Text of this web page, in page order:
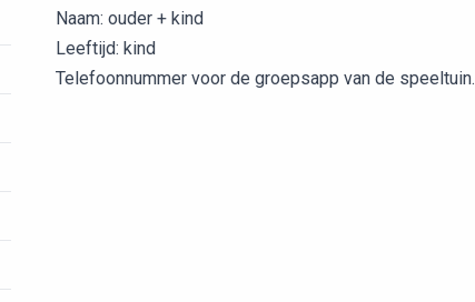
Naam: ouder + kind
Leeftijd: kind
Telefoonnummer voor de groepsapp van de speeltuin.